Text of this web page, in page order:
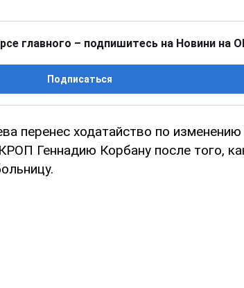
главного – подпишитесь на Новини на
Подписаться
перенес ходатайство по
Геннадию Корбану после того,